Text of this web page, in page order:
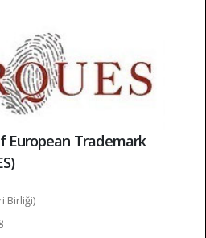
European Trademark
Birliği)